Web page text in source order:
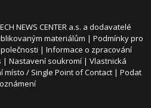
NEWS CENTER a.s. a dodavatelé
materiálům | Podmínky pro
| Informace o zpracování
| Nastavení soukromí | Vlastnická
místo / Single Point of Contact | Podat
oznámení